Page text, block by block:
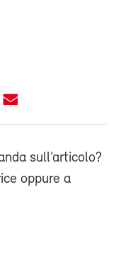
sull’articolo?
oppure a